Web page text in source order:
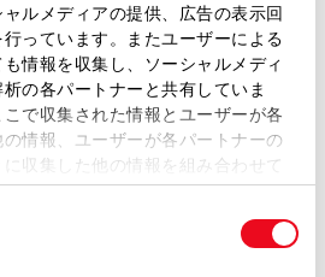
ルメディアの提供、広告の表示回
っています。またユーザーによる
情報を収集し、ソーシャルメディ
の各パートナーと共有していま
で収集された情報とユーザーが各
情報、ユーザーが各パートナーの
収集した他の情報を組み合わせて
当ウェブサイトの使用を続行する
イブリッド車／
乗り）、除く士別
、ガソリン車／
別フィン付車］